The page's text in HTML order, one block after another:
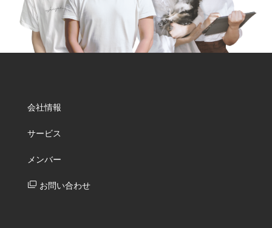
会社情報
サービス
メンバー
お問い合わせ